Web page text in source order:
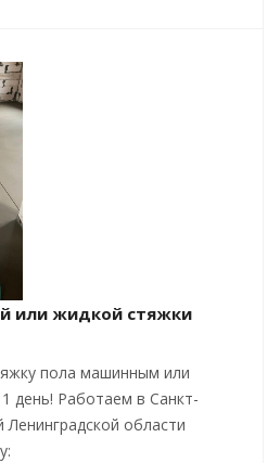
или жидкой стяжки
пола машинным или
день! Работаем в Санкт-
Ленинградской области